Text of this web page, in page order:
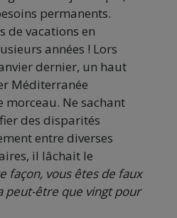
permanents.
de vacations en
années ! Lors
dernier, un haut
Méditerranée
Ne sachant
des disparités
entre diverses
il lâchait le
façon, vous êtes de faux
peut-être que vingt pour